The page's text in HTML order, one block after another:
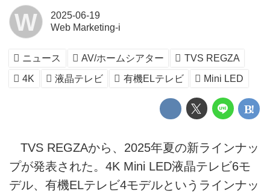
W
2025-06-19
Web Marketing-i
ニュース AV/ホームシアター
TVS REGZA
4K
液晶テレビ 有機ELテレビ Mini LED
TVS REGZAから、2025年夏の新ラインナッ
プが発表された。4K Mini LED液晶テレビ6モ
デル、有機ELテレビ4モデルというラインナッ